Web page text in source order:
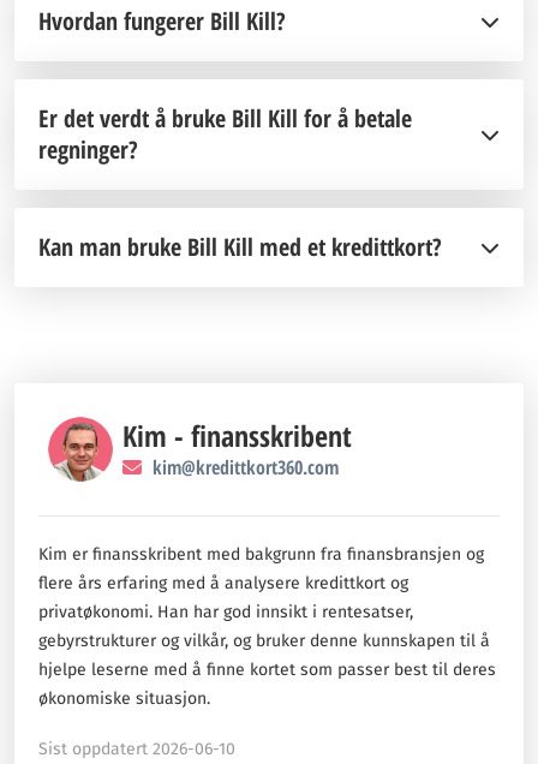
Hvordan fungerer Bill Kill?
Er det verdt å bruke Bill Kill for å betale
regninger?
Kan man bruke Bill Kill med et kredittkort?
Kim - finansskribent
kim@kredittkort360.com
Kim er finansskribent med bakgrunn fra finansbransjen og
flere års erfaring med å analysere kredittkort og
privatøkonomi. Han har god innsikt i rentesatser,
gebyrstrukturer og vilkår, og bruker denne kunnskapen til å
hjelpe leserne med å finne kortet som passer best til deres
økonomiske situasjon.
Sist oppdatert 2026-06-10